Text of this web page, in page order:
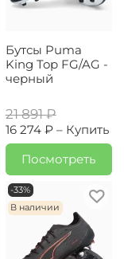
Бутсы Puma
King Top FG/AG -
черный
21 891 ₽
16 274 ₽ – Купить
Посмотреть
-33%
В наличии